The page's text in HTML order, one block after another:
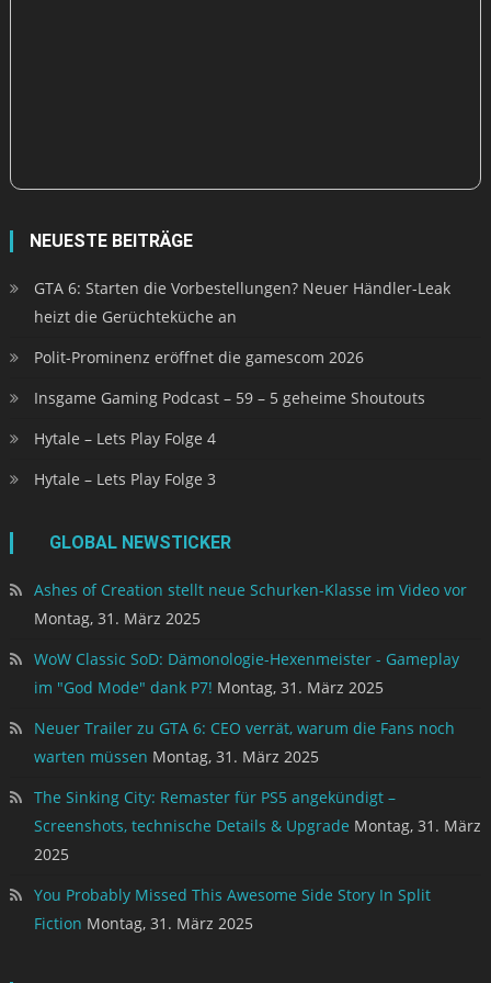
NEUESTE BEITRÄGE
GTA 6: Starten die Vorbestellungen? Neuer Händler-Leak
heizt die Gerüchteküche an
Polit-Prominenz eröffnet die gamescom 2026
Insgame Gaming Podcast – 59 – 5 geheime Shoutouts
Hytale – Lets Play Folge 4
Hytale – Lets Play Folge 3
GLOBAL NEWSTICKER
Ashes of Creation stellt neue Schurken-Klasse im Video vor
Montag, 31. März 2025
WoW Classic SoD: Dämonologie-Hexenmeister - Gameplay
im "God Mode" dank P7! Montag, 31. März 2025
Neuer Trailer zu GTA 6: CEO verrät, warum die Fans noch
warten müssen Montag, 31. März 2025
The Sinking City: Remaster für PS5 angekündigt –
Screenshots, technische Details & Upgrade Montag, 31. März
2025
You Probably Missed This Awesome Side Story In Split
Fiction Montag, 31. März 2025